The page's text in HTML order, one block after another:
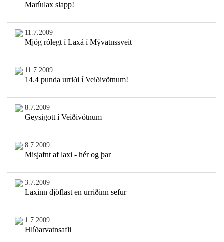
Maríulax slapp!
11.7.2009
Mjög rólegt í Laxá í Mývatnssveit
11.7.2009
14.4 punda urriði í Veiðivötnum!
8.7.2009
Geysigott í Veiðivötnum
8.7.2009
Misjafnt af laxi - hér og þar
3.7.2009
Laxinn djöflast en urriðinn sefur
1.7.2009
Hlíðarvatnsafli